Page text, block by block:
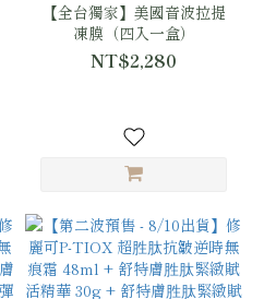
【全台獨家】美國音波拉提
凍膜（四入一盒）
NT$2,280